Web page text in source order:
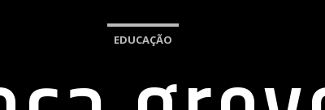
EDUCAÇÃO